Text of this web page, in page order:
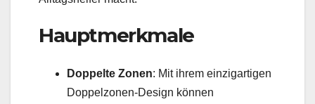
Hauptmerkmale
Doppelte Zonen: Mit ihrem einzigartigen
Doppelzonen-Design können